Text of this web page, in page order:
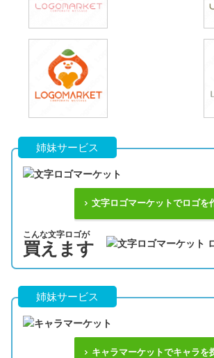
姉妹サービス
文字ロゴマーケットでロゴを
こんな文字ロゴが
買えます
姉妹サービス
キャラマーケットでキャラを